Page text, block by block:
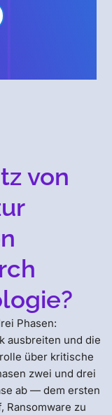
von
Phasen:
ausbreiten und die
über kritische
zwei und drei
ab — dem ersten
Ransomware zu